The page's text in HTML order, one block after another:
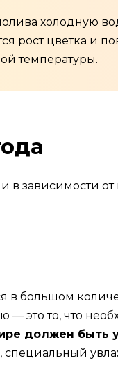
холодную
рост цветка и
температуры.
в зависимости
в большом
— это то, что
должен быть
специальный